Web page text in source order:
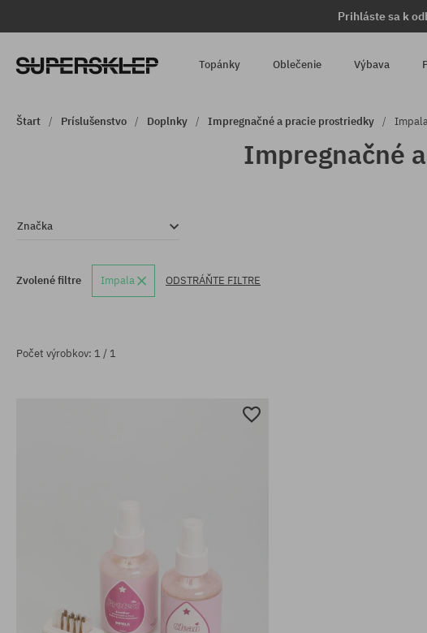
Prihláste sa k
Topánky Oblečenie Výbava
Štart Príslušenstvo Doplnky Impregnačné a pracie prostriedky
Impregnačné
Značka
Zvolené filtre Impala ODSTRÁŇTE FILTRE
Počet výrobkov: 1 / 1